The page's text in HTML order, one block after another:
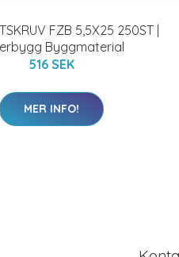
FZB 5,5X25 250ST |
Byggmaterial
516 SEK
MER INFO!